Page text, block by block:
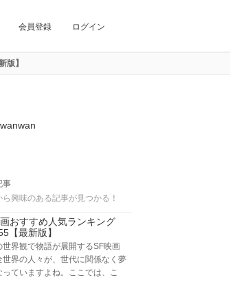
会員登録 ログイン
版】
事
興味のある記事が見つかる！
おすすめ人気ランキング
【最新版】
世界観で物語が展開するSF映画
世界の人々が、世代に関係なく夢
っていますよね。ここでは、こ